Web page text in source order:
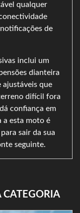
qualquer
de
inclui um
dianteira
que
difícil fora
confiança em
a esta moto é
sair da sua
seguinte.
CATEGORIA